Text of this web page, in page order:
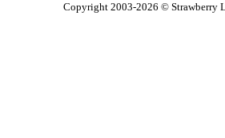
Copyright 2003-2026 © Strawberry